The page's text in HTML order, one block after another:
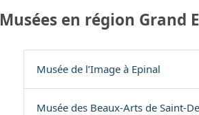
Musées en région Grand
Musée de l’Image à Epinal
Musée des Beaux-Arts de Saint-